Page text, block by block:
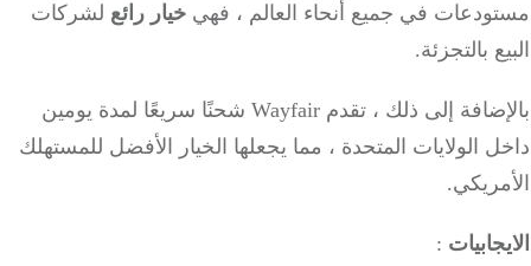
في جميع أنحاء العالم ، فهيخيار رائع لشركات
بالتجزئة.
بالإضافة إلى ذلك ، تقدم Wayfair شحنًا سريعًا لمدة يومين
الولايات المتحدة ، مما يجعلها الخيار الأفضل للمستهلك
: